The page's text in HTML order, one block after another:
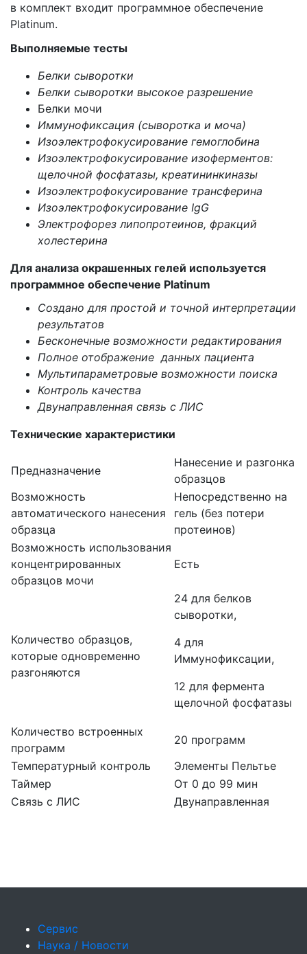
в комплект входит программное обеспечение
Platinum.
Выполняемые тесты
Белки сыворотки
Белки сыворотки высокое разрешение
Белки мочи
Иммунофиксация (сыворотка и моча)
Изоэлектрофокусирование гемоглобина
Изоэлектрофокусирование изоферментов:
щелочной фосфатазы, креатининкиназы
Изоэлектрофокусирование трансферина
Изоэлектрофокусирование IgG
Электрофорез липопротеинов, фракций
холестерина
Для анализа окрашенных гелей используется
программное обеспечение Platinum
Создано для простой и точной интерпретации
результатов
Бесконечные возможности редактирования
Полное отображение данных пациента
Мультипараметровые возможности поиска
Контроль качества
Двунаправленная связь с ЛИС
Технические характеристики
Предназначение
Нанесение и разгонка
образцов
Возможность
автоматического нанесения
образца
Непосредственно на
гель (без потери
протеинов)
Возможность использования
концентрированных
образцов мочи
Есть
Количество образцов,
которые одновременно
разгоняются
24 для белков
сыворотки,
4 для
Иммунофиксации,
12 для фермента
щелочной фосфатазы
Количество встроенных
программ
20 программ
Температурный контроль
Элементы Пельтье
Таймер
От 0 до 99 мин
Связь с ЛИС
Двунаправленная
Сервис
Наука / Новости